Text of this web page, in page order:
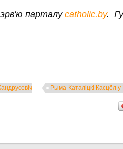
парталуcatholic.by.
Рыма-Каталіцкі Касцёл у